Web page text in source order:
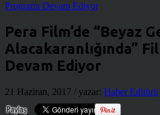
Pera Film’de “Beyaz
Alacakaranlığında”
Devam Ediyor
21 Haziran, 2017 / yazar: Haber Editörü